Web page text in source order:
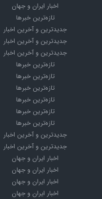
اخبار ایران و جهان
تازه‌ترین خبرها
جدیدترین و آخرین اخبار
جدیدترین و آخرین اخبار
جدیدترین و آخرین اخبار
تازه‌ترین خبرها
تازه‌ترین خبرها
تازه‌ترین خبرها
تازه‌ترین خبرها
تازه‌ترین خبرها
تازه‌ترین خبرها
جدیدترین و آخرین اخبار
جدیدترین و آخرین اخبار
اخبار ایران و جهان
اخبار ایران و جهان
اخبار ایران و جهان
اخبار ایران و جهان